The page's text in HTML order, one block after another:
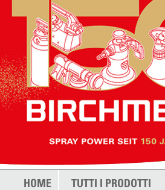
HOME TUTTI I PRODOTTI